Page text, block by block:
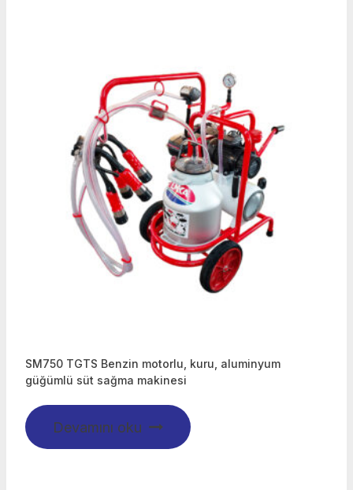
SM750 TGTS Benzin motorlu, kuru, aluminyum
güğümlü süt sağma makinesi
Devamını oku